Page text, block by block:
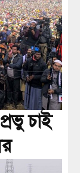
চাই